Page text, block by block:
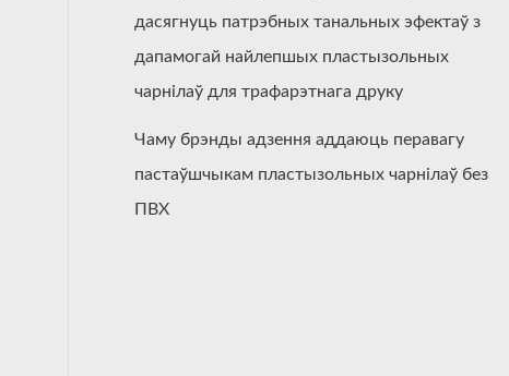
дасягнуць патрэбных танальных эфектаў з
дапамогай найлепшых пластызольных
чарнілаў для трафарэтнага друку
Чаму брэнды адзення аддаюць перавагу
пастаўшчыкам пластызольных чарнілаў без
ПВХ